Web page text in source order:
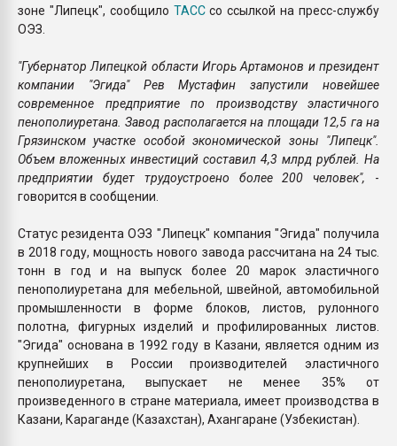
зоне "Липецк", сообщило ТАССсо ссылкой на пресс-службу
ОЭЗ.
"Губернатор Липецкой области Игорь Артамонов и президент
компании "Эгида" Рев Мустафин запустили новейшее
современное предприятие по производству эластичного
пенополиуретана. Завод располагается на площади 12,5 га на
Грязинском участке особой экономической зоны "Липецк".
Объем вложенных инвестиций составил 4,3 млрд рублей. На
предприятии будет трудоустроено более 200 человек", -
говорится в сообщении.
Статус резидента ОЭЗ "Липецк" компания "Эгида" получила
в 2018 году, мощность нового завода рассчитана на 24 тыс.
тонн в год и на выпуск более 20 марок эластичного
пенополиуретана для мебельной, швейной, автомобильной
промышленности в форме блоков, листов, рулонного
полотна, фигурных изделий и профилированных листов.
"Эгида" основана в 1992 году в Казани, является одним из
крупнейших в России производителей эластичного
пенополиуретана, выпускает не менее 35% от
произведенного в стране материала, имеет производства в
Казани, Караганде (Казахстан), Ахангаране (Узбекистан).